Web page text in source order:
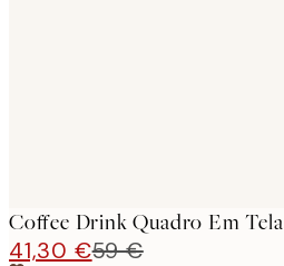
Coffee Drink Quadro Em Tela
41,30 €59 €